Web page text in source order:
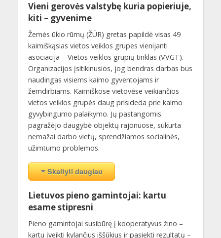
Vieni gerovės valstybę kuria popieriuje,
kiti – gyvenime
Žemės ūkio rūmų (ŽŪR) gretas papildė visas 49
kaimiškąsias vietos veiklos grupes vienijanti
asociacija – Vietos veiklos grupių tinklas (VVGT).
Organizacijos įsitikinusios, jog bendras darbas bus
naudingas visiems kaimo gyventojams ir
žemdirbiams. Kaimiškose vietovėse veikiančios
vietos veiklos grupės daug prisideda prie kaimo
gyvybingumo palaikymo. Jų pastangomis
pagražėjo daugybė objektų rajonuose, sukurta
nemažai darbo vietų, sprendžiamos socialinės,
užimtumo problemos.
Skaityti daugiau
Lietuvos pieno gamintojai: kartu
esame stipresni
Pieno gamintojai susibūrę į kooperatyvus žino –
kartu įveikti kylančius iššūkius ir pasiekti rezultatų –